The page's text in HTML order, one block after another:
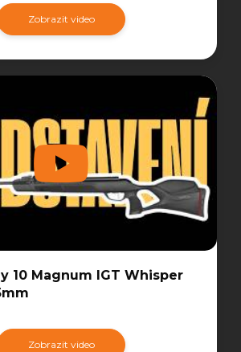
Zobrazit video
10 Magnum IGT Whisper
Zobrazit video